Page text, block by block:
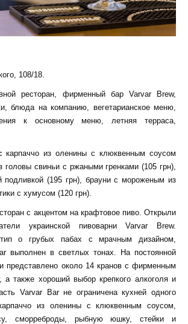
108/18.
ресторан, фирменный бар Varvar Brew,
блюда на компанию, вегетарианское меню,
к основному меню, летняя терраса,
карпаччо из оленины с клюквенным соусом
головы свиньи с ржаными гренками (105 грн),
подливкой (195 грн), брауни с мороженым из
с хумусом (120 грн).
с акцентом на крафтовое пиво. Открыли
украинской пивоварни Varvar Brew.
о грубых пабах с мрачным дизайном,
выполнен в светлых тонах. На постоянной
представлено около 14 кранов с фирменным
а также хороший выбор крепкого алкоголя и
Varvar Bar не ограничена кухней одного
из оленины с клюквенным соусом,
сморреброды, рыбную юшку, стейки и